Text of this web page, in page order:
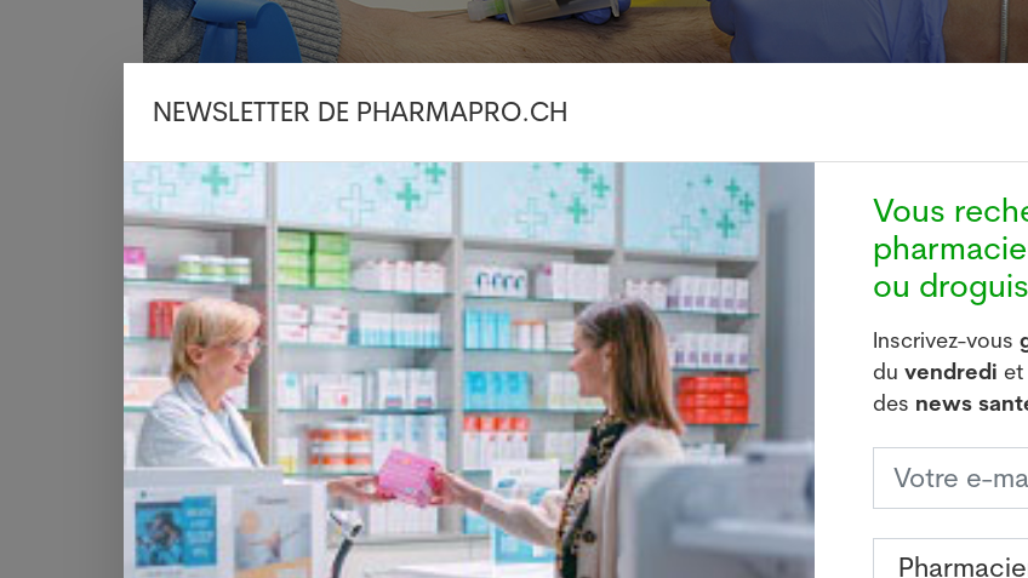
Deux traitements
Il existe actuellement deux traitements approuvés de l'Alzheimer, les lecanemab et
ciblent la plaque amyloïde et ralentissent modestement le déclin cognitif. Elles ne
guérison.
Les partisans de ces traitements, dont de nombreux neurologues, avancent qu'ils
malades quelques mois supplémentaires d'indépendance et qu'ils devraient être plus
NEWSLETTER DE PHARMAPRO.CH
Vous
ou
Inscrivez-vous
du vendredi et
des news